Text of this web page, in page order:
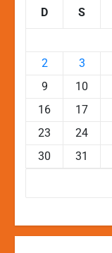
D S
2
3
9
10
16
17
23
24
30
31